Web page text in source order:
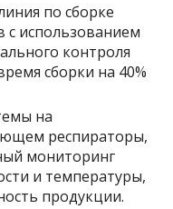
по сборке
с использованием
контроля
сборки на 40%
на
респираторы,
мониторинг
и температуры,
продукции.